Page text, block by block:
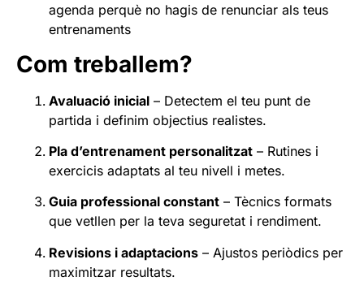
agenda perquè no hagis de renunciar als teus
entrenaments
Com treballem?
Avaluació inicial – Detectem el teu punt de
partida i definim objectius realistes.
Pla d’entrenament personalitzat – Rutines i
exercicis adaptats al teu nivell i metes.
Guia professional constant – Tècnics formats
que vetllen per la teva seguretat i rendiment.
Revisions i adaptacions – Ajustos periòdics per
maximitzar resultats.